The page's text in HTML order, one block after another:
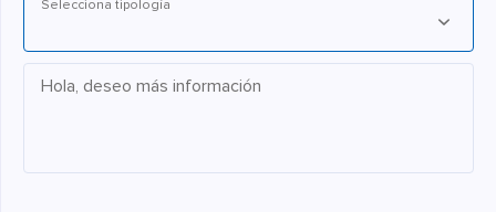
Selecciona tipología
Hola, deseo más información